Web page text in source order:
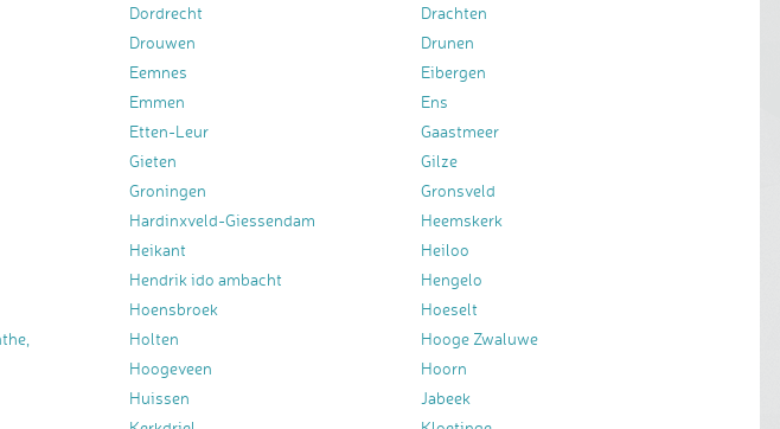
Dordrecht
Drachten
Drouwen
Drunen
Eemnes
Eibergen
Emmen
Ens
Etten-Leur
Gaastmeer
Gieten
Gilze
Groningen
Gronsveld
Hardinxveld-Giessendam
Heemskerk
Heikant
Heiloo
Hendrik ido ambacht
Hengelo
Hoensbroek
Hoeselt
Holten
Hooge Zwaluwe
Hoogeveen
Hoorn
Huissen
Jabeek